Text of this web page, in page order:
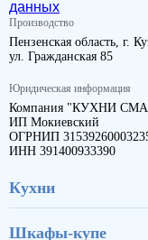
данных
Производство
Пензенская область, г.
ул. Гражданская 85
Юридическая информация
Компания "КУХНИ
ИП Мокиевский
ОГРНИП
ИНН 391400933390
Кухни
Шкафы-купе